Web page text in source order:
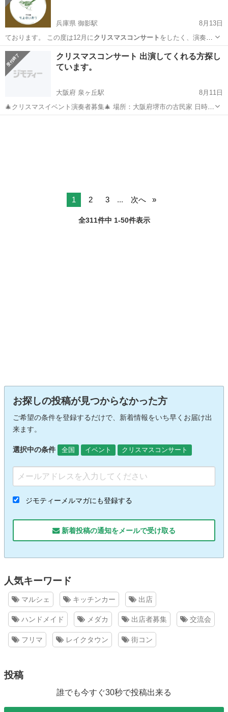
兵庫県 御影駅
8月13日
ております。 この度は12月に クリスマスコンサート をしたく、演奏者
さんを探してお…
兵庫 御影駅 コンサート/ショー
クリスマスコンサート
クリスマスコンサート 出演してくれる方探し
ています。
大阪府 泉ヶ丘駅
8月11日
🎄クリスマスイベント演奏者募集🎄 場所：大阪府堺市の古民家 日時：
12月 日にち未定（1時間程度） 条件：薄謝 曲目：クリスマスにふさ
1 2 3 ... 次へ
全311件中 1-50件表示
お探しの投稿が見つからなかった方
ご希望の条件を登録するだけで、新着情報をいち早くお届け出
来ます。
選択中の条件 全国 イベント クリスマスコンサート
ジモティーメルマガにも登録する
新着投稿の通知をメールで受け取る
人気キーワード
マルシェ キッチンカー 出店
ハンドメイド メダカ 出店者募集 交流会
フリマ レイクタウン 街コン
投稿
誰でも今すぐ30秒で投稿出来る